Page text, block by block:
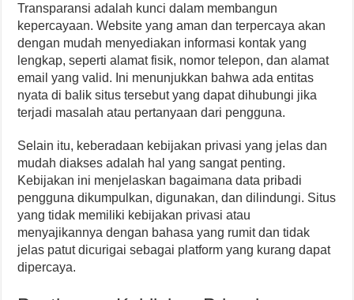
Transparansi adalah kunci dalam membangun
kepercayaan. Website yang aman dan terpercaya akan
dengan mudah menyediakan informasi kontak yang
lengkap, seperti alamat fisik, nomor telepon, dan alamat
email yang valid. Ini menunjukkan bahwa ada entitas
nyata di balik situs tersebut yang dapat dihubungi jika
terjadi masalah atau pertanyaan dari pengguna.
Selain itu, keberadaan kebijakan privasi yang jelas dan
mudah diakses adalah hal yang sangat penting.
Kebijakan ini menjelaskan bagaimana data pribadi
pengguna dikumpulkan, digunakan, dan dilindungi. Situs
yang tidak memiliki kebijakan privasi atau
menyajikannya dengan bahasa yang rumit dan tidak
jelas patut dicurigai sebagai platform yang kurang dapat
dipercaya.